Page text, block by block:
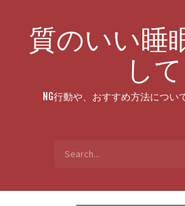
content質のいい睡
して
NG行動や、おすすめ方法につい
for: